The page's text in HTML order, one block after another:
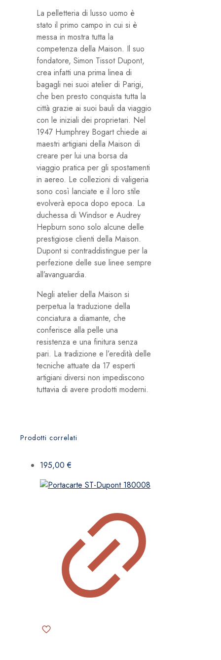
La pelletteria di lusso uomo è
stato il primo campo in cui si è
messa in mostra tutta la
competenza della Maison. Il suo
fondatore, Simon Tissot Dupont,
crea infatti una prima linea di
bagagli nei suoi atelier di Parigi,
che ben presto conquista tutta la
città grazie ai suoi bauli da viaggio
con le iniziali dei proprietari. Nel
1947 Humphrey Bogart chiede ai
maestri artigiani della Maison di
creare per lui una borsa da
viaggio pratica per gli spostamenti
in aereo. Le collezioni di valigeria
sono così lanciate e il loro stile
evolverà epoca dopo epoca. La
duchessa di Windsor e Audrey
Hepburn sono solo alcune delle
prestigiose clienti della Maison.
Dupont si contraddistingue per la
perfezione delle sue linee sempre
all’avanguardia.
Negli atelier della Maison si
perpetua la traduzione della
conciatura a diamante, che
conferisce alla pelle una
resistenza e una finitura senza
pari. La tradizione e l’eredità delle
tecniche attuate da 17 esperti
artigiani diversi non impediscono
tuttavia di avere prodotti moderni.
Prodotti correlati
195,00€